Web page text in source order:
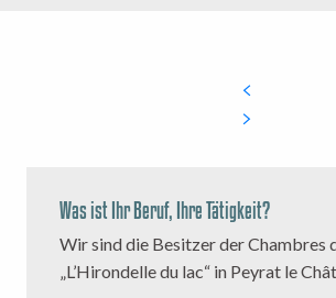
Was ist Ihr Beruf, Ihre Tätigkeit?
Wir sind die Besitzer der Chambres
„L’Hirondelle du lac“ in Peyrat le